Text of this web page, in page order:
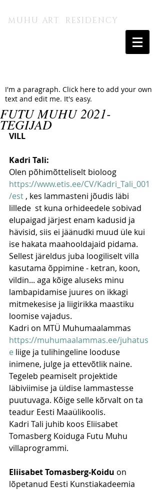
MUHU ART RESIDENCY
I'm a paragraph. Click here to add your own
text and edit me. It's easy.
FUTU MUHU 2021-
TEGIJAD
VILL
Kadri Tali:
Olen põhimõtteliselt bioloog
https://www.etis.ee/CV/Kadri_Tali_001
/est , kes lammasteni jõudis läbi
lillede  st kuna orhideedele sobivad
elupaigad järjest enam kadusid ja
hävisid, siis ei jäänudki muud üle kui
ise hakata maahooldajaid pidama.
Sellest järeldus juba loogiliselt villa
kasutama õppimine - ketran, koon,
vildin... aga kõige aluseks minu
lambapidamise juures on ikkagi
mitmekesise ja liigirikka maastiku
loomise vajadus.
Kadri on MTÜ Muhumaalammas
https://muhumaalammas.ee/juhatus
e liige ja tulihingeline looduse
inimene, julge ja ettevõtlik naine.
Tegeleb peamiselt projektide
läbiviimise ja üldise lammastesse
puutuvaga. Kõige selle kõrvalt on ta
teadur Eesti Maaülikoolis.
Kadri Tali juhib koos Eliisabet
Tomasberg Koiduga Futu Muhu
villaprogrammi.
Eliisabet Tomasberg-Koidu on
lõpetanud Eesti Kunstiakadeemia